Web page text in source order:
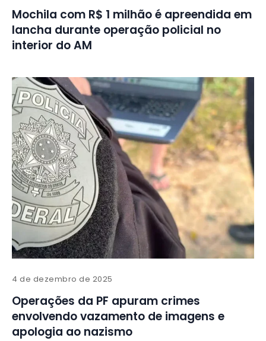
Mochila com R$ 1 milhão é apreendida em
lancha durante operação policial no
interior do AM
4 de dezembro de 2025
Operações da PF apuram crimes
envolvendo vazamento de imagens e
apologia ao nazismo